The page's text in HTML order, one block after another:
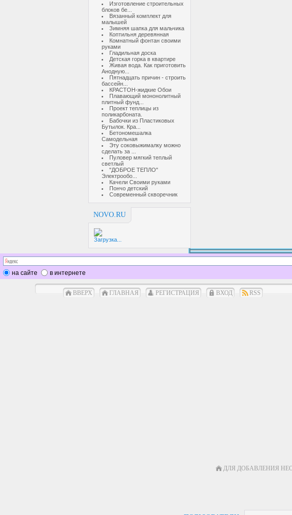
Изготовление строительных
блоков бе...
Вязанный комплект для
малышей
Зимняя шапка для мальчика
Коптильня деревянная
Комнатный фонтан своими
руками
Гладильная доска
Детская горка в квартире
Живая вода. Как приготовить
Анодную...
Пятнадцать причин - строить
бассейн...
КРАСТОН-жидкие Обои
Плавающий мононолитный
плитный фунд...
Проект теплицы из
поликарбоната.
Бабочки из Пластиковых
Бутылок. Кра...
Бетономешалка
Самодельная
Эту соковыжималку можно
сделать за ...
Пуловер мягкий теплый
светлый
"ДОБРОЕ ТЕПЛО"
Электрообо...
Качели Своими руками
Пончо детский
Современный скворечник
NOVO.RU
Загрузка...
на сайте в интернете
ВВЕРХ ГЛАВНАЯ РЕГИСТРАЦИЯ ВХОД RSS
ДЛЯ ДОБАВЛЕНИЯ